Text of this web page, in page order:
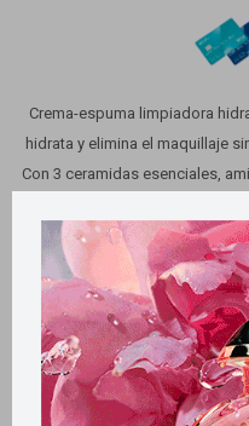
Crema-espuma limpiadora
hidrata y elimina el maquillaje
Con 3 ceramidas esenciales,
Retiros